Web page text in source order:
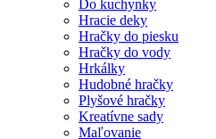
Do kuchynky
Hracie deky
Hračky do piesku
Hračky do vody
Hrkálky
Hudobné hračky
Plyšové hračky
Kreatívne sady
Maľovanie